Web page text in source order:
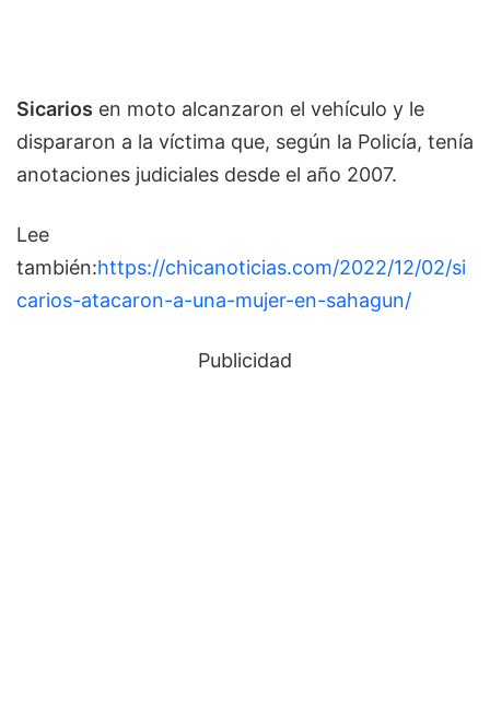
Sicarios en moto alcanzaron el vehículo y le
dispararon a la víctima que, según la Policía, tenía
anotaciones judiciales desde el año 2007.
Lee
también:https://chicanoticias.com/2022/12/02/si
carios-atacaron-a-una-mujer-en-sahagun/
Publicidad